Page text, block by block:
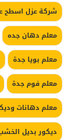
شركة عزل اسطح
معلم دهان جده
معلم بويا جدة
معلم فوم جدة
معلم دهانات
ديكور بديل